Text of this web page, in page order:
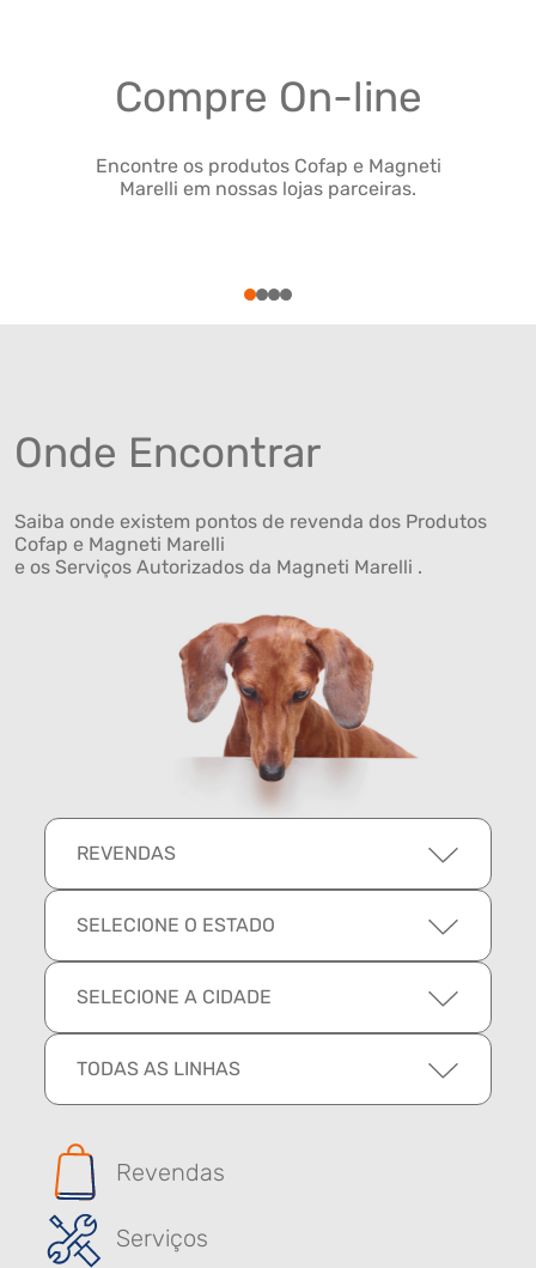
Compre On-line
Encontre os produtos Cofap e Magneti
Marelli em nossas lojas parceiras.
1234
Onde Encontrar
Saiba onde existem pontos de revenda dos Produtos
Cofap e Magneti Marelli
e os Serviços Autorizados da Magneti Marelli .
REVENDAS
SELECIONE O ESTADO
SELECIONE A CIDADE
TODAS AS LINHAS
Revendas
Serviços